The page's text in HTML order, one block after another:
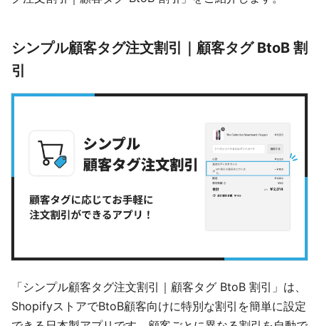
シンプル顧客タグ注文割引｜顧客タグ BtoB 割
引
「シンプル顧客タグ注文割引｜顧客タグ BtoB 割引」は、
ShopifyストアでBtoB顧客向けに特別な割引を簡単に設定